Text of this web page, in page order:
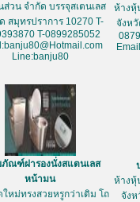
วน จำกัด บรรจุสเตนเลส
สมุทรปราการ 10270 T-
T-0899285052
Line:banju80
ห้างหุ้
จังห
ภัณฑ์ฝารองนั่งสแตนเลส
หน้ามน
ใหม่ทรงสวยหรูกว่าเดิม โถ
ห้างหุ้
จังห